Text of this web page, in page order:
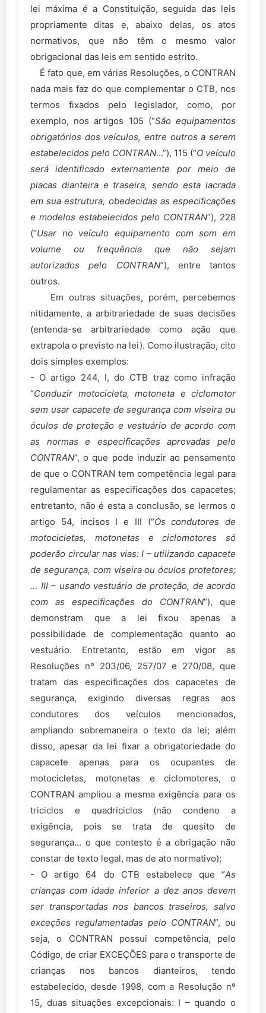
lei máxima é a Constituição, seguida das leis
propriamente ditas e, abaixo delas, os atos
normativos, que não têm o mesmo valor
obrigacional das leis em sentido estrito.
É fato que, em várias Resoluções, o CONTRAN
nada mais faz do que complementar o CTB, nos
termos fixados pelo legislador, como, por
exemplo, nos artigos 105 (“São equipamentos
obrigatórios dos veículos, entre outros a serem
estabelecidos pelo CONTRAN...”), 115 (“O veículo
será identificado externamente por meio de
placas dianteira e traseira, sendo esta lacrada
em sua estrutura, obedecidas as especificações
e modelos estabelecidos pelo CONTRAN”), 228
(“Usar no veículo equipamento com som em
volume ou frequência que não sejam
autorizados pelo CONTRAN”), entre tantos
outros.
Em outras situações, porém, percebemos
nitidamente, a arbitrariedade de suas decisões
(entenda-se arbitrariedade como ação que
extrapola o previsto na lei). Como ilustração, cito
dois simples exemplos:
- O artigo 244, I, do CTB traz como infração
“Conduzir motocicleta, motoneta e ciclomotor
sem usar capacete de segurança com viseira ou
óculos de proteção e vestuário de acordo com
as normas e especificações aprovadas pelo
CONTRAN”, o que pode induzir ao pensamento
de que o CONTRAN tem competência legal para
regulamentar as especificações dos capacetes;
entretanto, não é esta a conclusão, se lermos o
artigo 54, incisos I e III (“Os condutores de
motocicletas, motonetas e ciclomotores só
poderão circular nas vias: I – utilizando capacete
de segurança, com viseira ou óculos protetores;
... III – usando vestuário de proteção, de acordo
com as especificações do CONTRAN”), que
demonstram que a lei fixou apenas a
possibilidade de complementação quanto ao
vestuário. Entretanto, estão em vigor as
Resoluções nº 203/06, 257/07 e 270/08, que
tratam das especificações dos capacetes de
segurança, exigindo diversas regras aos
condutores dos veículos mencionados,
ampliando sobremaneira o texto da lei; além
disso, apesar da lei fixar a obrigatoriedade do
capacete apenas para os ocupantes de
motocicletas, motonetas e ciclomotores, o
CONTRAN ampliou a mesma exigência para os
triciclos e quadriciclos (não condeno a
exigência, pois se trata de quesito de
segurança... o que contesto é a obrigação não
constar de texto legal, mas de ato normativo);
- O artigo 64 do CTB estabelece que “As
crianças com idade inferior a dez anos devem
ser transportadas nos bancos traseiros, salvo
exceções regulamentadas pelo CONTRAN”, ou
seja, o CONTRAN possui competência, pelo
Código, de criar EXCEÇÕES para o transporte de
crianças nos bancos dianteiros, tendo
estabelecido, desde 1998, com a Resolução nº
15, duas situações excepcionais: I – quando o